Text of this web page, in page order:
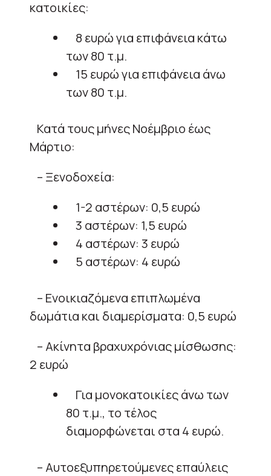
κατοικίες:
8 ευρώ για επιφάνεια κάτω
των 80 τ.μ.
15 ευρώ για επιφάνεια άνω
των 80 τ.μ.
Κατά τους μήνες Νοέμβριο έως
Μάρτιο:
– Ξενοδοχεία:
1-2 αστέρων: 0,5 ευρώ
3 αστέρων: 1,5 ευρώ
4 αστέρων: 3 ευρώ
5 αστέρων: 4 ευρώ
– Ενοικιαζόμενα επιπλωμένα
δωμάτια και διαμερίσματα: 0,5 ευρώ
– Ακίνητα βραχυχρόνιας μίσθωσης:
2 ευρώ
Για μονοκατοικίες άνω των
80 τ.μ., το τέλος
διαμορφώνεται στα 4 ευρώ.
– Αυτοεξυπηρετούμενες επαύλεις